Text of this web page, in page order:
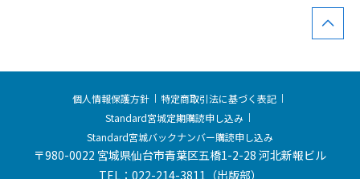
個人情報保護方針
特定商取引法に基づく表記
Standard宮城定期購読申し込み
Standard宮城バックナンバー購読申し込み
〒980-0022 宮城県仙台市青葉区五橋1-2-28 河北新報ビル
TEL：022-214-3811（出版部）